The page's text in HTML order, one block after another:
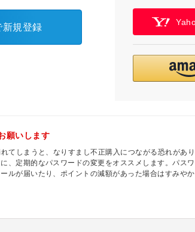
新規登録
願いします
てしまうと、なりすまし不正購入につながる恐れがあり
、定期的なパスワードの変更をオススメします。パス
ルが届いたり、ポイントの減額があった場合はすみや